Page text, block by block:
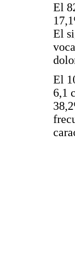
El
El
El
6,1